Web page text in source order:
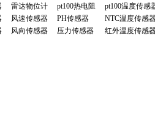
雷达物位计 pt100热电阻 pt100温度传感
风速传感器 PH传感器 NTC温度传感
风向传感器 压力传感器 红外温度传感